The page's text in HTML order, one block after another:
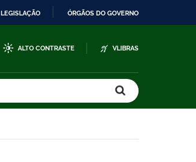
LEGISLAÇÃO ÓRGÃOS DO GOVERNO
ALTO CONTRASTE VLIBRAS